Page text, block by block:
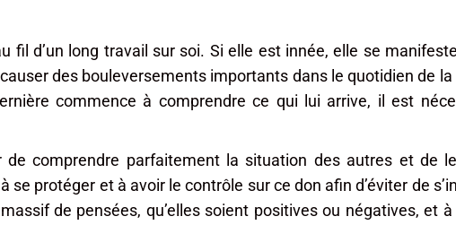
d’un long travail sur soi. Si elle est innée, elle se
des bouleversements importants dans le quotidien de la
commence à comprendre ce qui lui arrive, il est
comprendre parfaitement la situation des autres et de
protéger et à avoir le contrôle sur ce don afin d’éviter de
de pensées, qu’elles soient positives ou négatives, et